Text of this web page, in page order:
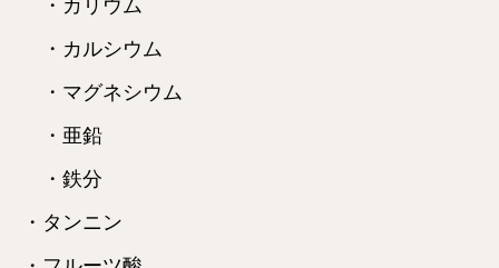
・カリウム
・カルシウム
・マグネシウム
・亜鉛
・鉄分
・タンニン